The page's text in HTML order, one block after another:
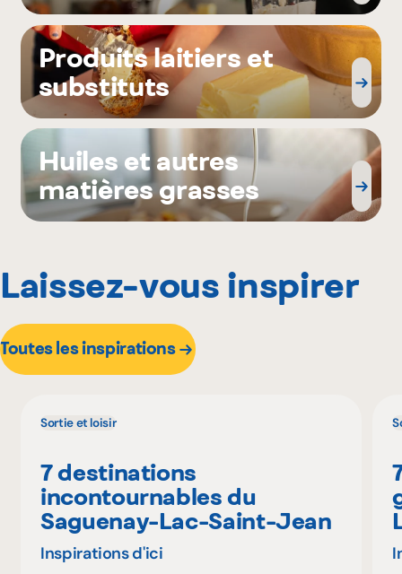
Produits laitiers et
substituts
Huiles et autres
matières grasses
Laissez-vous inspirer
Toutes les inspirations
Sortie et loisir
7 destinations
incontournables du
Saguenay-Lac-Saint-Jean
Inspirations d'ici